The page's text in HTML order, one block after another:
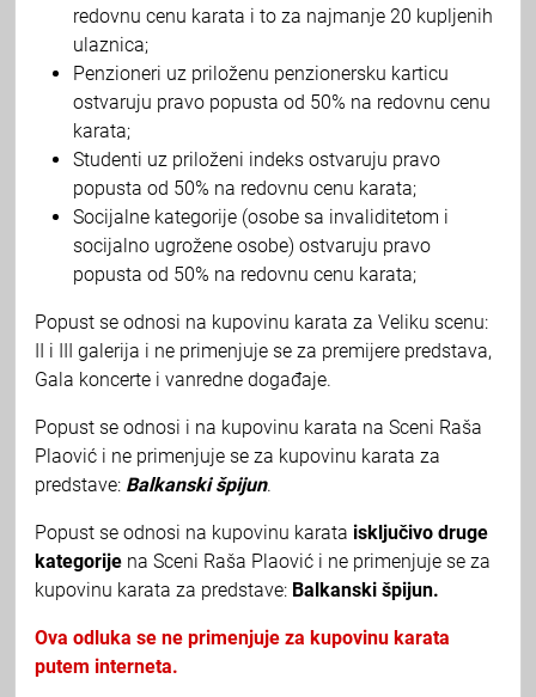
redovnu cenu karata i to za najmanje 20 kupljenih
ulaznica;
Penzioneri uz priloženu penzionersku karticu
ostvaruju pravo popusta od 50% na redovnu cenu
karata;
Studenti uz priloženi indeks ostvaruju pravo
popusta od 50% na redovnu cenu karata;
Socijalne kategorije (osobe sa invaliditetom i
socijalno ugrožene osobe) ostvaruju pravo
popusta od 50% na redovnu cenu karata;
Popust se odnosi na kupovinu karata za Veliku scenu:
II i III galerija i ne primenjuje se za premijere predstava,
Gala koncerte i vanredne događaje.
Popust se odnosi i na kupovinu karata na Sceni Raša
Plaović i ne primenjuje se za kupovinu karata za
predstave: Balkanski špijun.
Popust se odnosi na kupovinu karata isključivo druge
kategorije na Sceni Raša Plaović i ne primenjuje se za
kupovinu karata za predstave: Balkanski špijun.
Ova odluka se ne primenjuje za kupovinu karata
putem interneta.